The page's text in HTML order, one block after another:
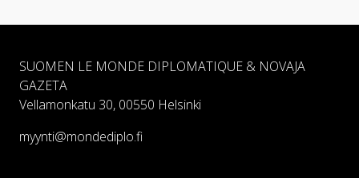
SUOMEN LE MONDE DIPLOMATIQUE & NOVAJA
GAZETA
Vellamonkatu 30, 00550 Helsinki
myynti@mondediplo.fi